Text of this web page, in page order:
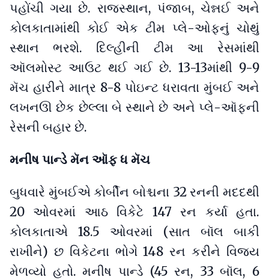
પહોંચી ગયા છે. રાજસ્થાન, પંજાબ, ચેન્નઈ અને
કોલકાતામાંથી કોઈ એક ટીમ પ્લે-ઓફનું ચોથું
સ્થાન ભરશે. દિલ્હીની ટીમ આ રેસમાંથી
ઑલમોસ્ટ આઉટ થઈ ગઈ છે. 13-13માંથી 9-9
મૅચ હારીને માત્ર 8-8 પોઇન્ટ ધરાવતા મુંબઈ અને
લખનઊ છેક છેલ્લા બે સ્થાને છે અને પ્લે-ઑફની
રેસની બહાર છે.
મનીષ પાન્ડે મૅન ઑફ ધ મૅચ
બુધવારે મુંબઈએ કોર્બીન બોશ્ચના 32 રનની મદદથી
20 ઓવરમાં આઠ વિકેટે 147 રન કર્યા હતા.
કોલકાતાએ 18.5 ઓવરમાં (સાત બૉલ બાકી
રાખીને) છ વિકેટના ભોગે 148 રન કરીને વિજય
મેળવ્યો હતો. મનીષ પાન્ડે (45 રન, 33 બૉલ, 6